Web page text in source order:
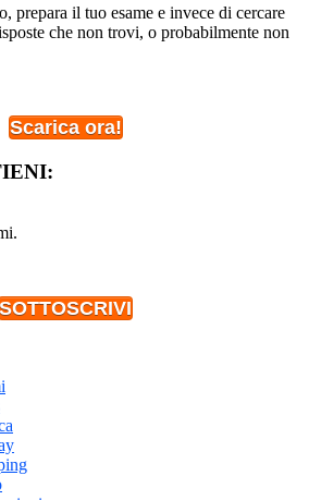
prepara il tuo esame e invece di cercare
che non trovi, o probabilmente non
Scarica ora!
SOTTOSCRIVI